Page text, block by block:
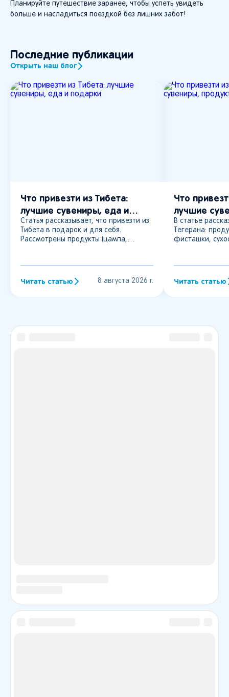
Планируйте путешествие заранее, чтобы успеть увидеть
больше и насладиться поездкой без лишних забот!
Последние публикации
Открыть наш блог
Что привезти из Тибета:
лучшие сувениры, еда и
подарки
Статья рассказывает, что привезти из
Тибета в подарок и для себя.
Рассмотрены продукты (цампа,
одежда и текстиль (шарфы, ковры), а
также украшения. Приведены
ориентировочные цены, места
Читать статью 8 августа 2026 г.
Что
лучшие
и подарки
В статье
Тегерана:
фисташки,
томанах, а
Большой
переулок
Читать статью